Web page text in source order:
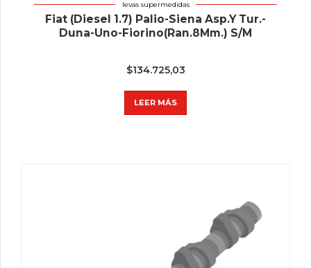
levas supermedidas
Fiat (Diesel 1.7) Palio-Siena Asp.Y Tur.-
Duna-Uno-Fiorino(Ran.8Mm.) S/M
$134.725,03
LEER MÁS